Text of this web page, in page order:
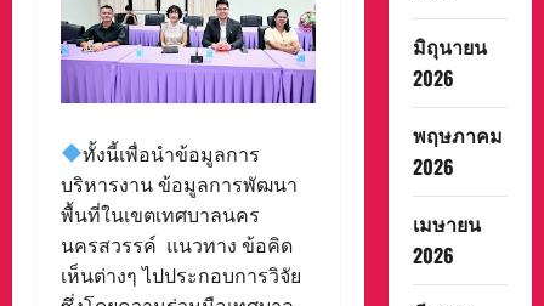
ทั้งนี้เพื่อนำข้อมูลการ
บริหารงาน ข้อมูลการพัฒนา
พื้นที่ในเขตเทศบาลนคร
นครสวรรค์ แนวทาง ข้อคิด
เห็นต่างๆ ไปประกอบการวิจัย
มิถุนายน
2026
พฤษภาคม
2026
เมษายน
2026